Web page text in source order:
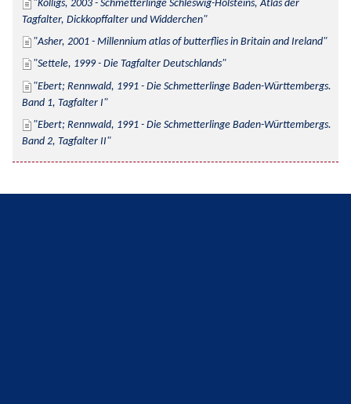
Kolligs, 2003 - Schmetterlinge Schleswig-Holsteins, Atlas der
Tagfalter, Dickkopffalter und Widderchen
Asher, 2001 - Millennium atlas of butterflies in Britain and Ireland
Settele, 1999 - Die Tagfalter Deutschlands
Ebert; Rennwald, 1991 - Die Schmetterlinge Baden-Württembergs.
Band 1, Tagfalter I
Ebert; Rennwald, 1991 - Die Schmetterlinge Baden-Württembergs.
Band 2, Tagfalter II